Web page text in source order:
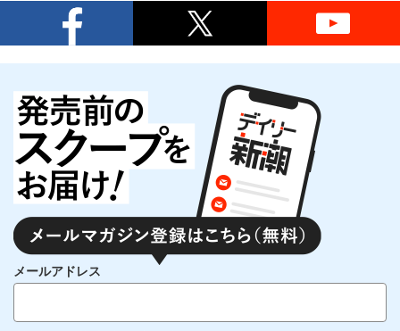
メールアドレス